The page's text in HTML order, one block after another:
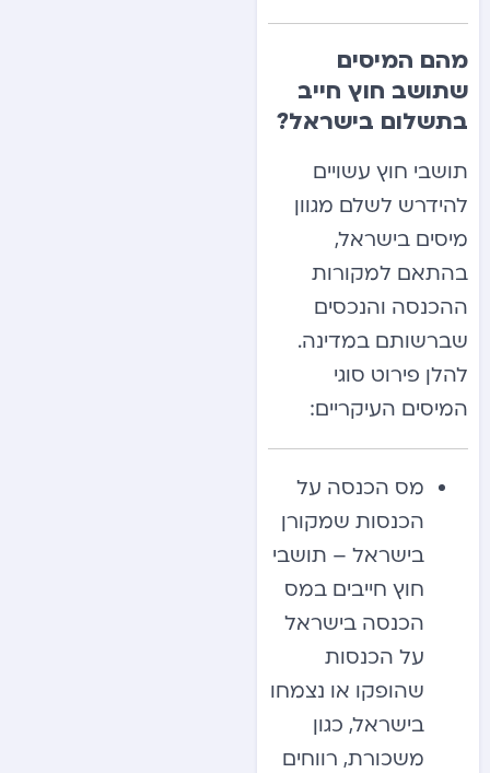
מהם המיסים
שתושב חוץ חייב
בתשלום בישראל?
תושבי חוץ עשויים
להידרש לשלם מגוון
מיסים בישראל,
בהתאם למקורות
ההכנסה והנכסים
שברשותם במדינה.
להלן פירוט סוגי
המיסים העיקריים:
מס הכנסה על
הכנסות שמקורן
בישראל – תושבי
חוץ חייבים במס
הכנסה בישראל
על הכנסות
שהופקו או נצמחו
בישראל, כגון
משכורת, רווחים